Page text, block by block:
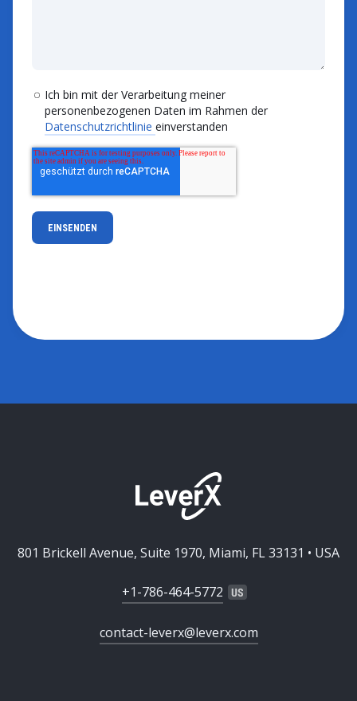
Ich bin mit der Verarbeitung meiner
personenbezogenen Daten im Rahmen der
Datenschutzrichtlinie einverstanden
801 Brickell Avenue, Suite 1970, Miami, FL 33131 • USA
+1-786-464-5772
contact-leverx@leverx.com